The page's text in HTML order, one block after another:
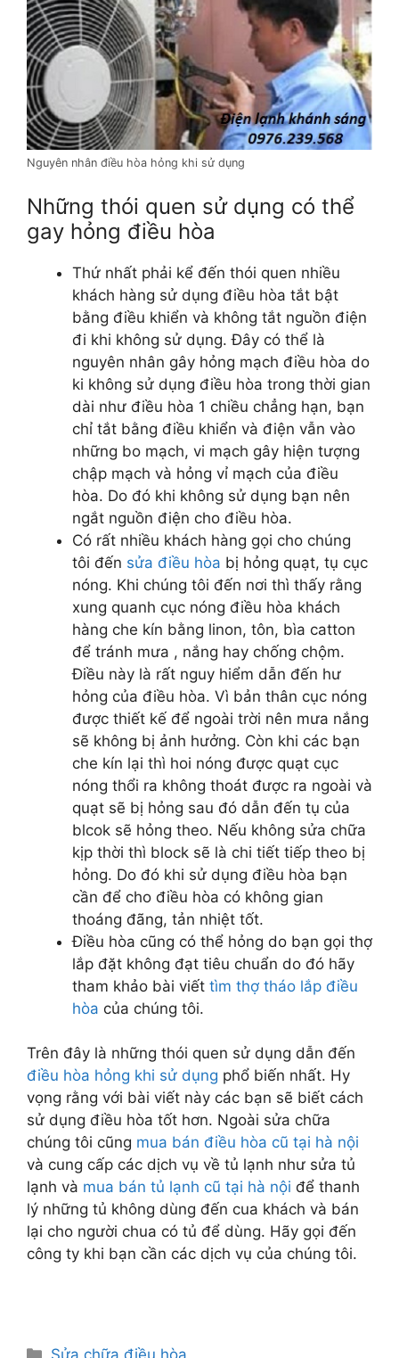
Nguyên nhân điều hòa hỏng khi sử dụng
Những thói quen sử dụng có thể
gay hỏng điều hòa
Thứ nhất phải kể đến thói quen nhiều
khách hàng sử dụng điều hòa tắt bật
bằng điều khiển và không tắt nguồn điện
đi khi không sử dụng. Đây có thể là
nguyên nhân gây hỏng mạch điều hòa do
ki không sử dụng điều hòa trong thời gian
dài như điều hòa 1 chiều chẳng hạn, bạn
chỉ tắt bằng điều khiển và điện vẫn vào
những bo mạch, vi mạch gây hiện tượng
chập mạch và hỏng vỉ mạch của điều
hòa. Do đó khi không sử dụng bạn nên
ngắt nguồn điện cho điều hòa.
Có rất nhiều khách hàng gọi cho chúng
tôi đến sửa điều hòa bị hỏng quạt, tụ cục
nóng. Khi chúng tôi đến nơi thì thấy rằng
xung quanh cục nóng điều hòa khách
hàng che kín bằng linon, tôn, bìa catton
để tránh mưa , nắng hay chống chộm.
Điều này là rất nguy hiểm dẫn đến hư
hỏng của điều hòa. Vì bản thân cục nóng
được thiết kế để ngoài trời nên mưa nắng
sẽ không bị ảnh hưởng. Còn khi các bạn
che kín lại thì hoi nóng được quạt cục
nóng thổi ra không thoát được ra ngoài và
quạt sẽ bị hỏng sau đó dẫn đến tụ của
blcok sẽ hỏng theo. Nếu không sửa chữa
kịp thời thì block sẽ là chi tiết tiếp theo bị
hỏng. Do đó khi sử dụng điều hòa bạn
cần để cho điều hòa có không gian
thoáng đãng, tản nhiệt tốt.
Điều hòa cũng có thể hỏng do bạn gọi thợ
lắp đặt không đạt tiêu chuẩn do đó hãy
tham khảo bài viết tìm thợ tháo lắp điều
hòa của chúng tôi.
Trên đây là những thói quen sử dụng dẫn đến
điều hòa hỏng khi sử dụng phổ biến nhất. Hy
vọng rằng với bài viết này các bạn sẽ biết cách
sử dụng điều hòa tốt hơn. Ngoài sửa chữa
chúng tôi cũng mua bán điều hòa cũ tại hà nội
và cung cấp các dịch vụ về tủ lạnh như sửa tủ
lạnh và mua bán tủ lạnh cũ tại hà nội để thanh
lý những tủ không dùng đến cua khách và bán
lại cho người chua có tủ để dùng. Hãy gọi đến
công ty khi bạn cần các dịch vụ của chúng tôi.
Danh
Sửa chữa điều hòa